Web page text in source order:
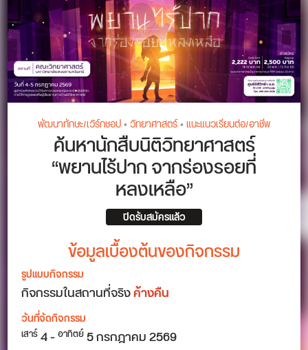
พัฒนาทักษะ/เวิร์กชอป•วิทยาศาสตร์•แนะแนวเรียนต่อ/อาชีพ
ค้นหานักสืบนิติวิทยาศาสตร์
“พยานไร้ปาก จากร่องรอยที่
หลงเหลือ”
ปิดรับสมัครแล้ว
ข้อมูลเบื้องต้นของกิจกรรม
รูปแบบกิจกรรม
กิจกรรมในสถานที่จริงค้างคืน
วันที่จัดกิจกรรม
เสาร์4-อาทิตย์5กรกฎาคม 2569